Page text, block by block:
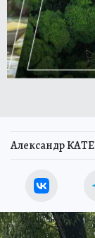
Александр